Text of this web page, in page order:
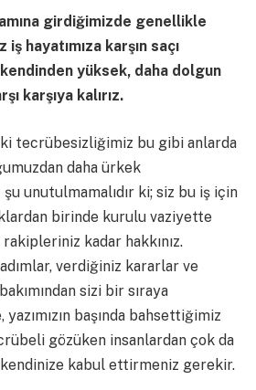
girdiğimizde genellikle
hayatımıza karşın saçı
yüksek, daha dolgun
karşıya kalırız.
tecrübesizliğimiz bu gibi anlarda
daha ürkek
unutulmamalıdır ki; siz bu iş için
birinde kurulu vaziyette
kadar hakkınız.
adımlar, verdiğiniz kararlar ve
sizi bir sıraya
başında bahsettiğimiz
gözüken insanlardan çok da
kendinize kabul ettirmeniz gerekir.